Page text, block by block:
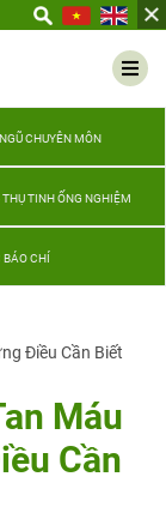
CHUYÊN MÔN
THỤ TINH ỐNG NGHIỆM
BÁO CHÍ
Điều Cần Biết
Máu
Cần